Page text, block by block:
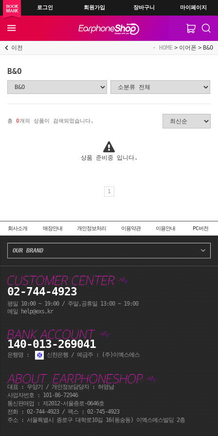
로그인 회원가입 장바구니 마이페이지
이전 HOME 이어폰 B&O
B&O
총 0개의 상품이 검색되었습니다.
상품 준비중 입니다.
1
회사소개 매장안내 개인정보처리 이용약관 이용안내 PC버전
OUR BRAND
02-744-4923
평일 10:00 ~ 19:00 / 주말,공휴일 13:00 ~ 19:00
메일 help@exs.kr
140-013-269041
은행명 : 신한은행 / 예금주 : (주)이엑스에스
대표 : 우양기 / 개인정보담당자 : 허영남
사업자번호 : 101-86-72946
통신판매업 : 제2012-서울종로-0646호
전화 :02-744-4923/ 팩스 : 02-745-4923
주소 : 서울특별시 종로구 대학로10길 16(동숭동) 이엑스에스빌딩 2층